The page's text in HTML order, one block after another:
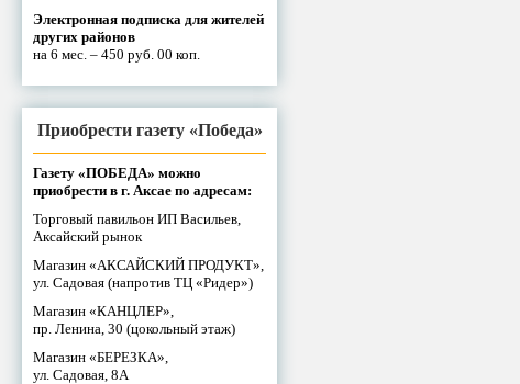
Электронная подписка для жителей
других районов
на 6 мес. – 450 руб. 00 коп.
Приобрести газету «Победа»
Газету «ПОБЕДА» можно
приобрести в г. Аксае по адресам:
Торговый павильон ИП Васильев,
Аксайский рынок
Магазин «АКСАЙСКИЙ ПРОДУКТ»,
ул. Садовая (напротив ТЦ «Ридер»)
Магазин «КАНЦЛЕР»,
пр. Ленина, 30 (цокольный этаж)
Магазин «БЕРЕЗКА»,
ул. Садовая, 8А